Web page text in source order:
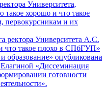
ректора Университета А.С.
что такое плохо в СПбГУП»